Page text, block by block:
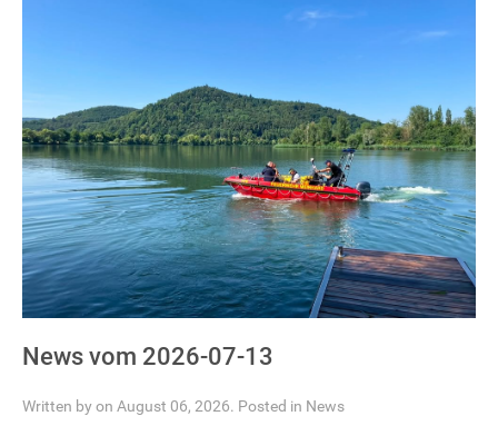
News vom 2026-07-13
Written by on August 06, 2026. Posted in News